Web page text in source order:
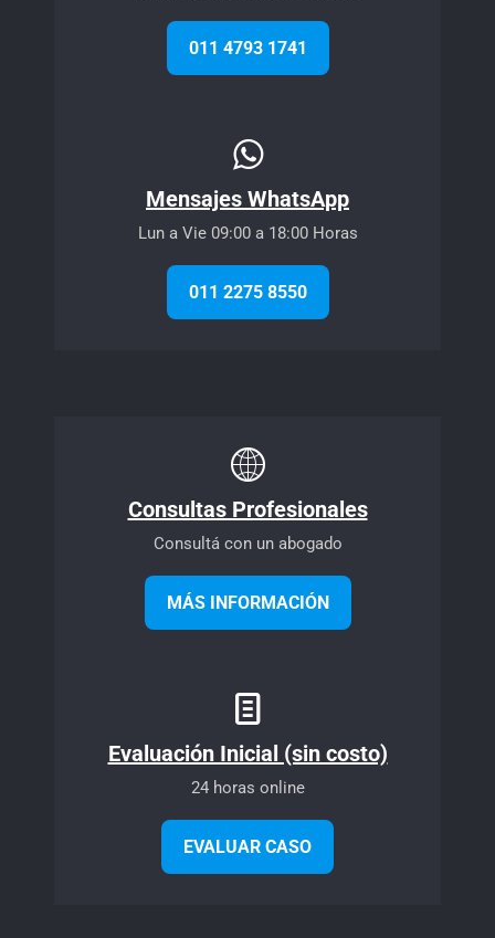
011 4793 1741
Mensajes WhatsApp
Lun a Vie 09:00 a 18:00 Horas
011 2275 8550
Consultas Profesionales
Consultá con un abogado
MÁS INFORMACIÓN
Evaluación Inicial (sin costo)
24 horas online
EVALUAR CASO